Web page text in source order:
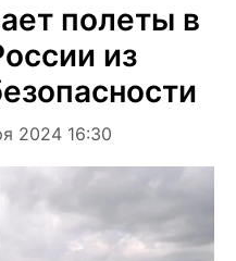
полеты в
из
2024 16:30